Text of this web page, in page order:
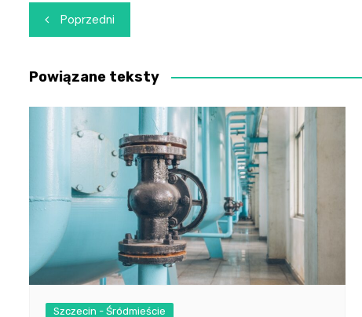
Nawigacja
wpisu
Poprzedni
Powiązane teksty
Szczecin - Śródmieście